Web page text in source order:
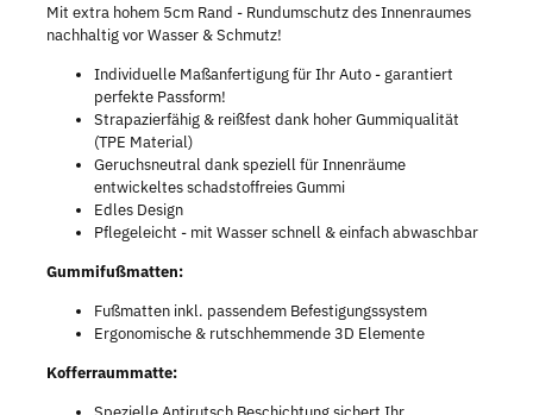
Mit extra hohem 5cm Rand - Rundumschutz des Innenraumes
nachhaltig vor Wasser & Schmutz!
Individuelle Maßanfertigung für Ihr Auto - garantiert
perfekte Passform!
Strapazierfähig & reißfest dank hoher Gummiqualität
(TPE Material)
Geruchsneutral dank speziell für Innenräume
entwickeltes schadstoffreies Gummi
Edles Design
Pflegeleicht - mit Wasser schnell & einfach abwaschbar
Gummifußmatten:
Fußmatten inkl. passendem Befestigungssystem
Ergonomische & rutschhemmende 3D Elemente
Kofferraummatte: